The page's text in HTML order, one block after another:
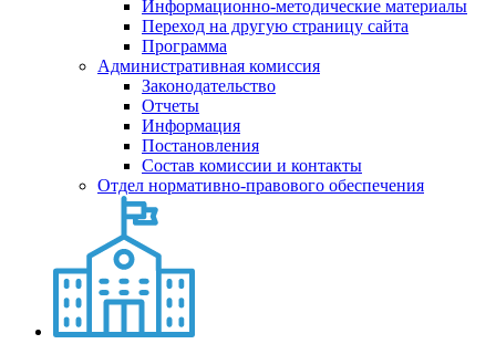
Информационно-методические материалы
Переход на другую страницу сайта
Программа
Административная комиссия
Законодательство
Отчеты
Информация
Постановления
Состав комиссии и контакты
Отдел нормативно-правового обеспечения